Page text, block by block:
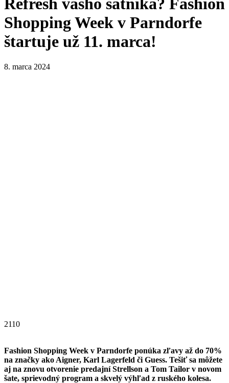
Refresh vášho šatníka? Fashion
Shopping Week v Parndorfe
štartuje už 11. marca!
8. marca 2024
2110
Fashion Shopping Week v Parndorfe ponúka zľavy až do 70%
na značky ako Aigner, Karl Lagerfeld či Guess. Tešiť sa môžete
aj na znovu otvorenie predajní Strellson a Tom Tailor v novom
šate, sprievodný program a skvelý výhľad z ruského kolesa.